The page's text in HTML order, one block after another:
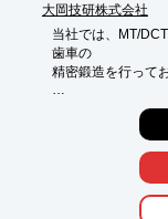
大岡技研株式会社
当社では、MT/
歯車の
精密鍛造を行って
海外拠点のネッ
また、鍛造・機械
お客様のニーズに